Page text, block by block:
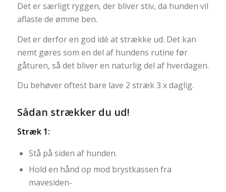
Det er særligt ryggen, der bliver stiv, da hunden vil
aflaste de ømme ben.
Det er derfor en god idé at strække ud. Det kan
nemt gøres som en del af hundens rutine før
gåturen, så det bliver en naturlig del af hverdagen.
Du behøver oftest bare lave 2 stræk 3 x daglig.
Sådan strækker du ud!
Stræk 1:
Stå på siden af hunden.
Hold en hånd op mod brystkassen fra
mavesiden-